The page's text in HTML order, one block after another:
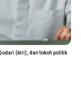
(kiri), dan tokoh politik